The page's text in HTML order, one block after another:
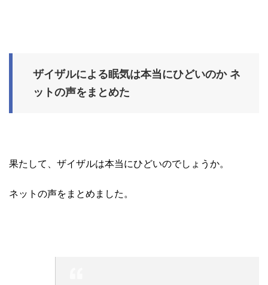
ザイザルによる眠気は本当にひどいのか ネ
ットの声をまとめた
果たして、ザイザルは本当にひどいのでしょうか。
ネットの声をまとめました。